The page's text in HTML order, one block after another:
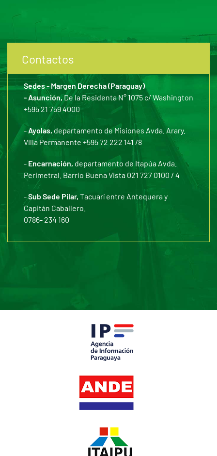
Contactos
Sedes - Margen Derecha (Paraguay)
- Asunción,De la Residenta N° 1075 c/ Washington
+595 21 759 4000
-Ayolas, departamento de Misiones Avda. Arary.
Villa Permanente +595 72 222 141 /8
- Encarnación, departamento de Itapúa Avda.
Perimetral. Barrio Buena Vista 021 727 0100 / 4
-Sub Sede Pilar, Tacuarí entre Antequera y
Capitán Caballero.
0786- 234 160